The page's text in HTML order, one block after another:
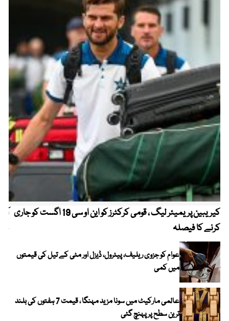
کیریبین پریمیئر لیگ ، قومی کرکٹرز کو این او سی 19 اگست کو جاری
کرنے کا فیصلہ
عوام کو جزوی ریلیف، پیٹرول، ڈیزل اور مٹی کے تیل کی قیمتوں
میں کمی
عالمی مارکیٹ میں سونا مزید مہنگا ، قیمت 7 ہفتوں کی بلند
ترین سطح پر پہنچ گئی